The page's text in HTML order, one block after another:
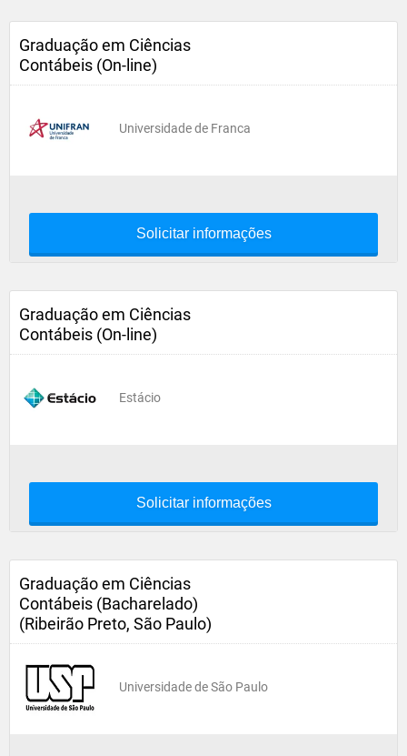
Graduação em Ciências
Contábeis (On-line)
Universidade de Franca
Solicitar informações
Graduação em Ciências
Contábeis (On-line)
Estácio
Solicitar informações
Graduação em Ciências
Contábeis (Bacharelado)
(Ribeirão Preto, São Paulo)
Universidade de São Paulo